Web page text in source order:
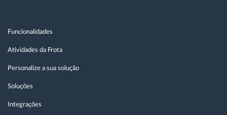
Funcionalidades
Atividades da Frota
Personalize a sua solução
Soluções
Integrações